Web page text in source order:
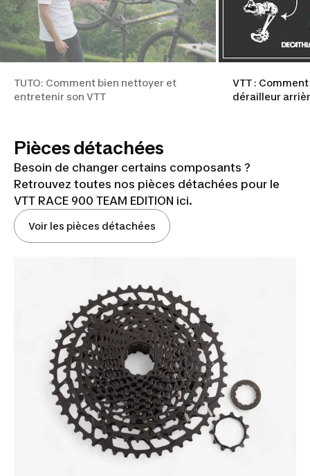
TUTO: Comment bien nettoyer et
entretenir son VTT
VTT :
dérailleur
Pièces détachées
Besoin de changer certains composants ?
Retrouvez toutes nos pièces détachées pour le
VTT RACE 900 TEAM EDITION ici.
Voir les pièces détachées